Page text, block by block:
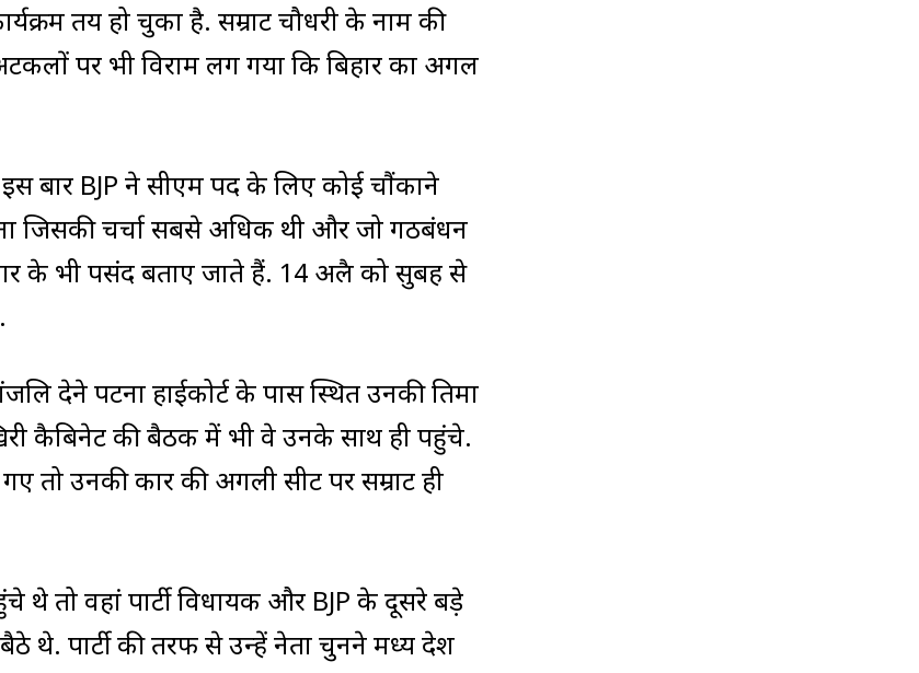
तय हो चुका है. सम्राट चौधरी के नाम की
पर भी विराम लग गया कि बिहार का अगल
बार BJP ने सीएम पद के लिए कोई चौंकाने
जिसकी चर्चा सबसे अधिक थी और जो गठबंधन
के भी पसंद बताए जाते हैं. 14 अप्रैल को सुबह से
देने पटना हाईकोर्ट के पास स्थित उनकी प्रतिमा
कैबिनेट की बैठक में भी वे उनके साथ ही पहुंचे.
तो उनकी कार की अगली सीट पर सम्राट ही
थे तो वहां पार्टी विधायक और BJP के दूसरे बड़े
पार्टी की तरफ से उन्हें नेता चुनने मध्य प्रदेश